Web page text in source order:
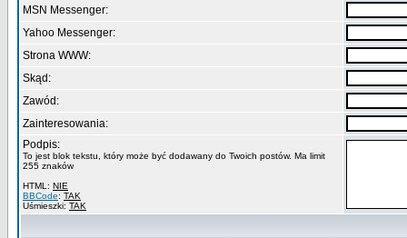
MSN Messenger:
Yahoo Messenger:
Strona WWW:
Skąd:
Zawód:
Zainteresowania:
Podpis:
To jest blok tekstu, który może być dodawany do Twoich postów. Ma limit
255 znaków
HTML: NIE
BBCode: TAK
Uśmieszki: TAK